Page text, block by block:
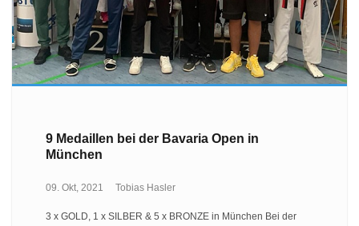
9 Medaillen bei der Bavaria Open in
München
09. Okt, 2021 Tobias Hasler
3 x GOLD, 1 x SILBER & 5 x BRONZE in München Bei der